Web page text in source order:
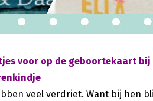
voor op de geboortekaart
veel verdriet. Want bij hen